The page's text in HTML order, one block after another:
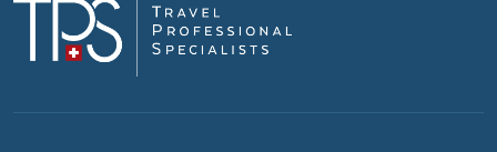
Alle Sehenswürdigkeiten